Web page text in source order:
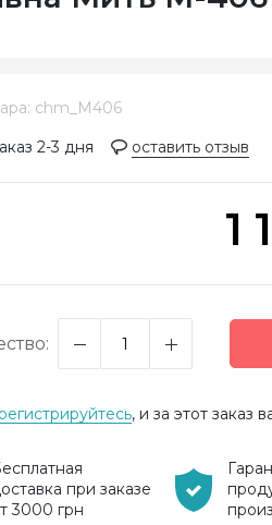
chm_M406
2-3 дня
оставить отзыв
1
, и за этот заказ
при заказе
3000 грн